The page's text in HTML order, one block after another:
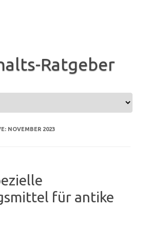
Ratgeber
NOVEMBER 2023
für antike